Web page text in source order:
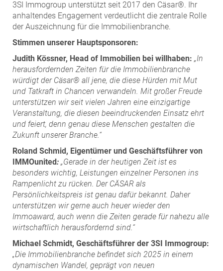
3SI Immogroup unterstützt seit 2017 den Cäsar®. Ihr
anhaltendes Engagement verdeutlicht die zentrale Rolle
der Auszeichnung für die Immobilienbranche.
Stimmen unserer Hauptsponsoren:
Judith Kössner, Head of Immobilien bei willhaben: „In
herausfordernden Zeiten für die Immobilienbranche
würdigt der Cäsar® all jene, die diese Hürden mit Mut
und Tatkraft in Chancen verwandeln. Mit großer Freude
unterstützen wir seit vielen Jahren eine einzigartige
Veranstaltung, die diesen beeindruckenden Einsatz ehrt
und feiert, denn genau diese Menschen gestalten die
Zukunft unserer Branche.“
Roland Schmid, Eigentümer und Geschäftsführer von
IMMOunited: „Gerade in der heutigen Zeit ist es
besonders wichtig, Leistungen einzelner Personen ins
Rampenlicht zu rücken. Der CÄSAR als
Persönlichkeitspreis ist genau dafür bekannt. Daher
unterstützen wir gerne auch heuer wieder den
Immoaward, auch wenn die Zeiten gerade für nahezu alle
wirtschaftlich herausfordernd sind.“
Michael Schmidt, Geschäftsführer der 3SI Immogroup:
„Die Immobilienbranche befindet sich 2025 in einem
dynamischen Wandel, geprägt von neuen